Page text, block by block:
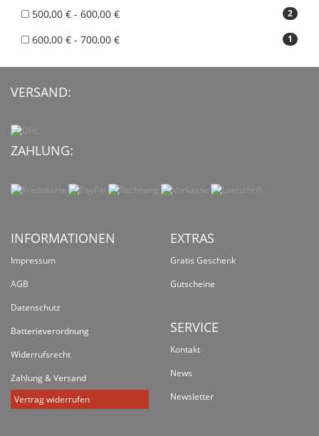
2
500,00 € - 600,00 €
1
600,00 € - 700,00 €
VERSAND:
ZAHLUNG:
INFORMATIONEN
Impressum
AGB
Datenschutz
Batterieverordnung
Widerrufsrecht
Zahlung & Versand
Vertrag widerrufen
EXTRAS
Gratis Geschenk
Gutscheine
SERVICE
Kontakt
News
Newsletter